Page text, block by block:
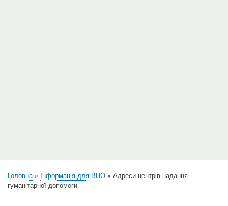
Рядок
Головна Інформація для ВПО
Адреси центрів надання
гуманітарної допомоги